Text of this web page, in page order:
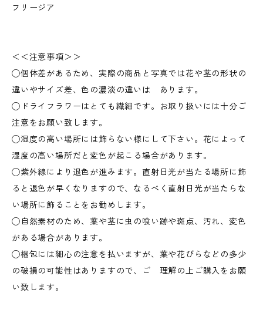
フリージア
＜＜注意事項＞＞
◯個体差があるため、実際の商品と写真では花や茎の形状の
違いやサイズ差、色の濃淡の違いは あります。
◯ドライフラワーはとても繊細です。お取り扱いには十分ご
注意をお願い致します。
◯湿度の高い場所には飾らない様にして下さい。花によって
湿度の高い場所だと変色が起こる場合があります。
◯紫外線により退色が進みます。直射日光が当たる場所に飾
ると退色が早くなりますので、なるべく直射日光が当たらな
い場所に飾ることをお勧めします。
◯自然素材のため、葉や茎に虫の喰い跡や斑点、汚れ、変色
がある場合があります。
◯梱包には細心の注意を払いますが、葉や花びらなどの多少
の破損の可能性はありますので、ご 理解の上ご購入をお願
い致します。